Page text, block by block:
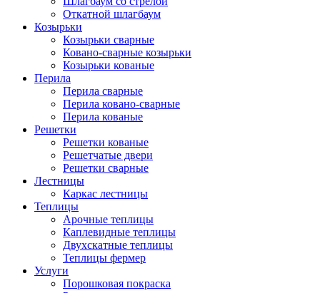
Откатной шлагбаум
Козырьки
Козырьки сварные
Ковано-сварные козырьки
Козырьки кованые
Перила
Перила сварные
Перила ковано-сварные
Перила кованые
Решетки
Решетки кованые
Решетчатые двери
Решетки сварные
Лестницы
Каркас лестницы
Теплицы
Арочные теплицы
Каплевидные теплицы
Двухскатные теплицы
Теплицы фермер
Услуги
Порошковая покраска